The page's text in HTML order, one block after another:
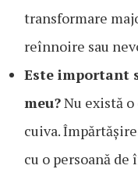
transformare
reînnoire sau
Este important
meu?Nu există
cuiva.
cu o persoană de